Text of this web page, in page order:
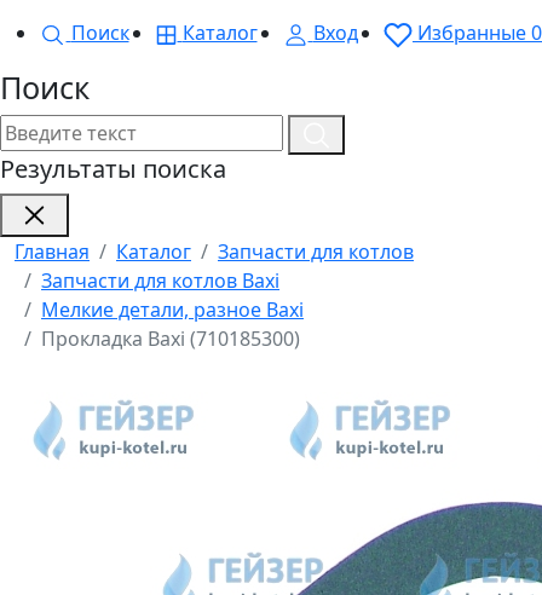
Поиск
Каталог Вход Избранные0
Поиск
Результаты поиска
Главная Каталог
Запчасти для котлов
Запчасти для котлов Baxi
Мелкие детали, разное Baxi
Прокладка Baxi (710185300)